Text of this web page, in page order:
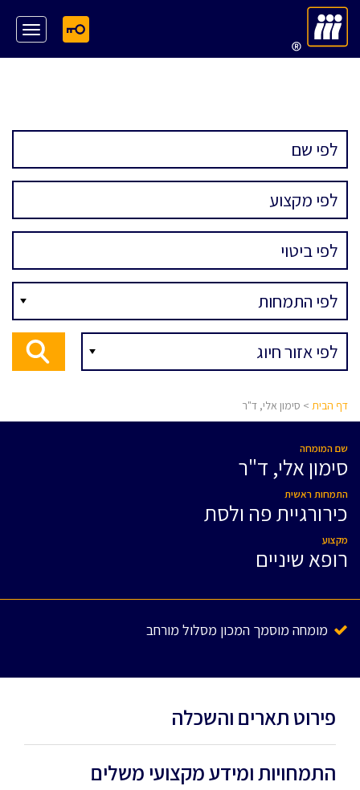
דף הבית > סימון אלי, ד"ר
שם המומחה
סימון אלי, ד"ר
התמחות ראשית
כירורגיית פה ולסת
מקצוע
רופא שיניים
מומחה מוסמך המכון מסלול מורחב
פירוט תארים והשכלה
התמחויות ומידע מקצועי משלים